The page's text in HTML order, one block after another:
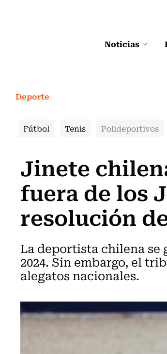
Noticias
Deporte
Fútbol Tenis Polideportivos
Jinete
fuera de los
resolución
La deportista chilena se
2024. Sin embargo, el
alegatos nacionales.